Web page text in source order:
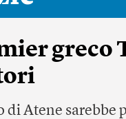
greco
di Atene sarebbe